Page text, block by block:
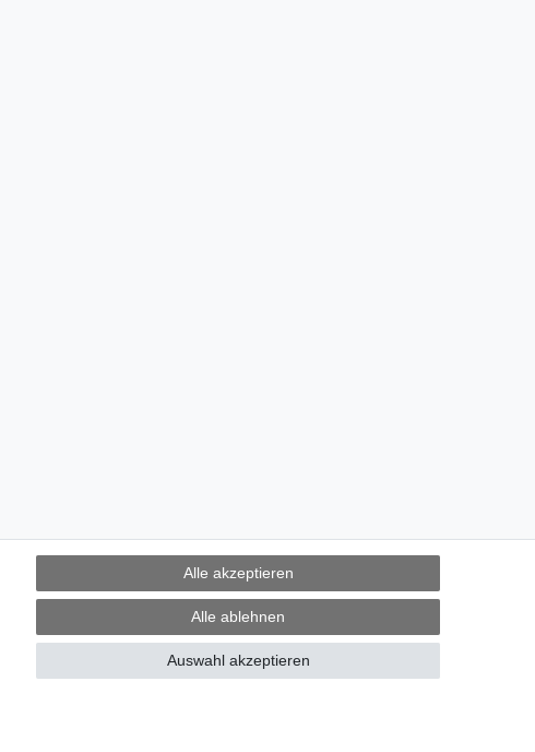
Alle akzeptieren
Alle ablehnen
Auswahl akzeptieren